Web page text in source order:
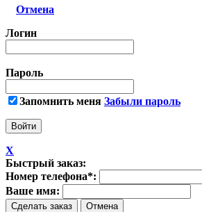
Отмена
Логин
Пароль
Запомнить меня Забыли пароль
X
Быстрый заказ:
Номер телефона*:
Ваше имя: